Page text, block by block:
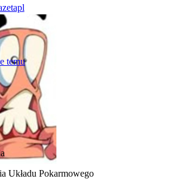
temu
Układu Pokarmowego